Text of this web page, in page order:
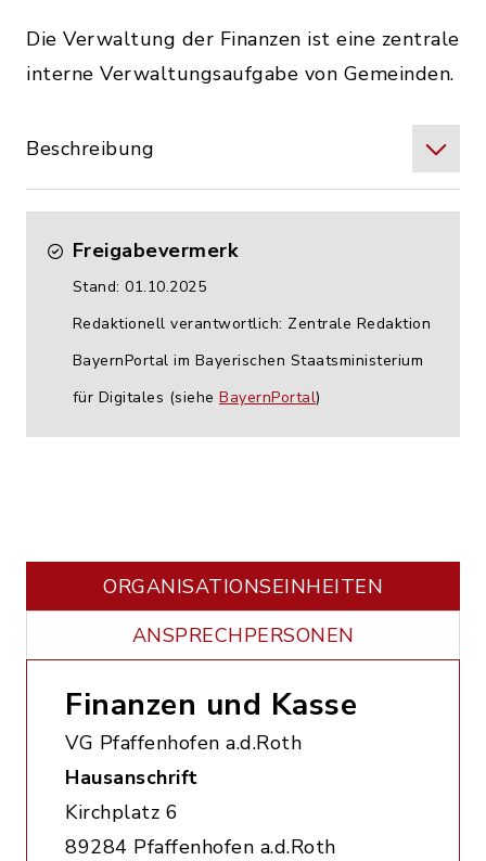
Die Verwaltung der Finanzen ist eine zentrale
interne Verwaltungsaufgabe von Gemeinden.
Beschreibung
Freigabevermerk
Stand: 01.10.2025
Redaktionell verantwortlich: Zentrale Redaktion
BayernPortal im Bayerischen Staatsministerium
für Digitales (siehe BayernPortal)
ORGANISATIONS­EINHEITEN
ANSPRECHPERSONEN
Finanzen und Kasse
VG Pfaffenhofen a.d.Roth
Hausanschrift
Kirchplatz 6
89284 Pfaffenhofen a.d.Roth